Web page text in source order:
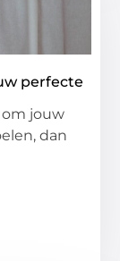
perfecte
om jouw
dan